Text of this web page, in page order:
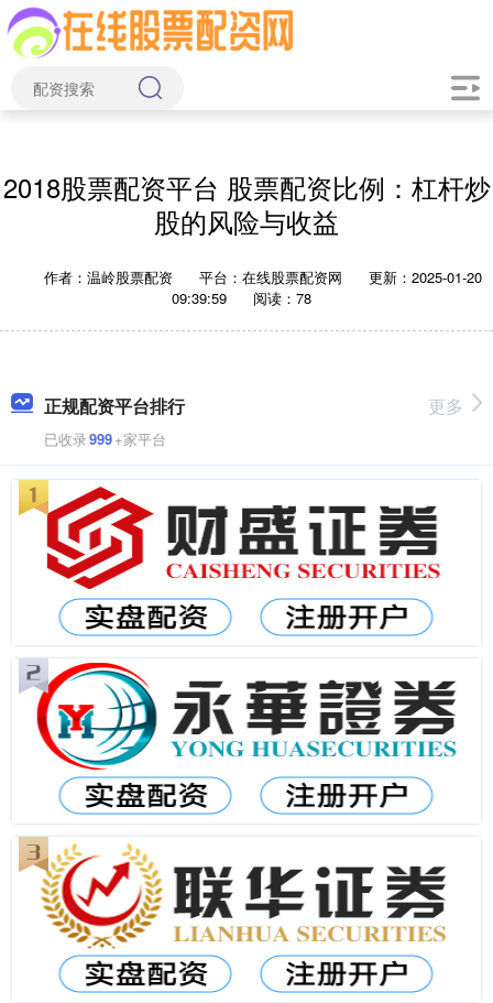
2018股票配资平台 股票配资比例：杠杆炒
股的风险与收益
作者：温岭股票配资 平台：在线股票配资网
更新：2025-01-20
09:39:59
阅读：78
正规配资平台排行
已收录999+家平台
更多